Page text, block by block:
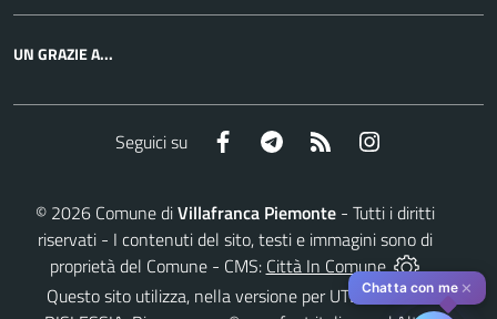
UN GRAZIE A...
Seguici su Facebook Telegram RSS
© 2026 Comune diVillafranca Piemonte - Tutti i diritti
riservati - I contenuti del sito, testi e immagini sono di
proprietà del Comune - CMS: Città In Comune
Questo sito utilizza, nella versione per UTENTI CON
Chatta con me ✕